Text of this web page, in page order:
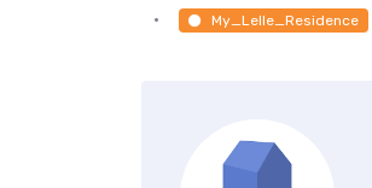
My_Lelle_Residence